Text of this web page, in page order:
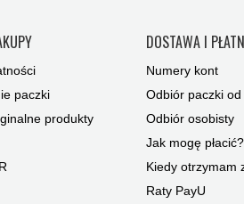
paczki
produkty
DOSTAWA I
Numery kont
Odbiór paczki od
Odbiór osobisty
Jak mogę
Kiedy otrzymam
Raty PayU